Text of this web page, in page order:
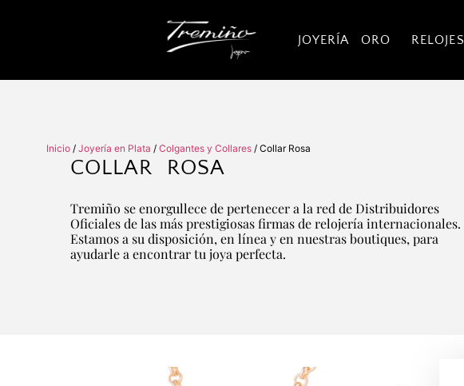
JOYERÍA ORO RELOJES
Inicio / Joyería en Plata / Colgantes y Collares / Collar Rosa
COLLAR ROSA
Tremiño se enorgullece de pertenecer a la red de Distribuidores
Oficiales de las más prestigiosas firmas de relojería internacionales.
Estamos a su disposición, en línea y en nuestras boutiques, para
ayudarle a encontrar tu joya perfecta.